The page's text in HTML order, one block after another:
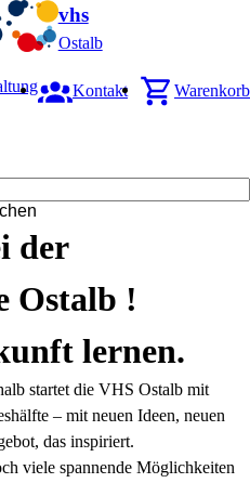
vhs
Ostalb
Kontakt Warenkorb
der
Ostalb !
lernen.
startet die VHS Ostalb mit
– mit neuen Ideen, neuen
das inspiriert.
viele spannende Möglichkeiten